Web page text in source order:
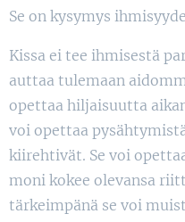
Se on kysymys
Kissa ei tee ihmisestä
auttaa tulemaan
opettaa hiljaisuutta
voi opettaa
kiirehtivät. Se voi
moni kokee olevansa
tärkeimpänä se voi